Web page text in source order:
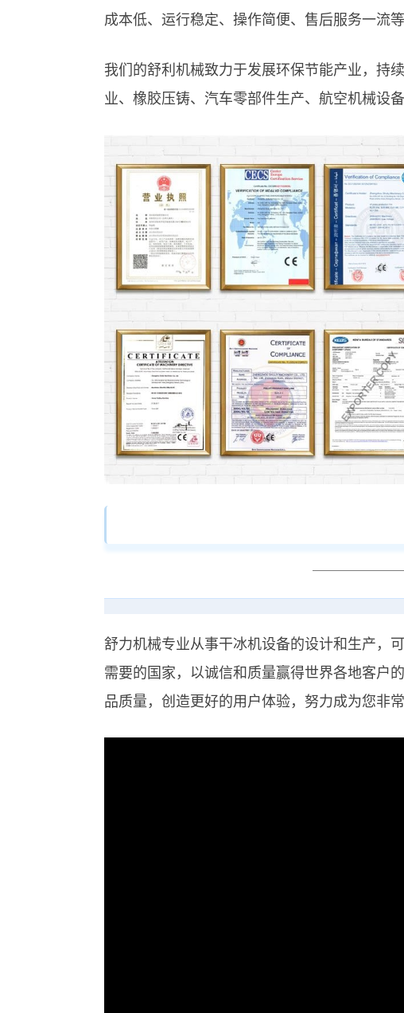
成本低、运行稳定、操作简便、售后服务一流
我们的舒利机械致力于发展环保节能产业，持
业、橡胶压铸、汽车零部件生产、航空机械设
舒力机械专业从事干冰机设备的设计和生产，
需要的国家，以诚信和质量赢得世界各地客户
品质量，创造更好的用户体验，努力成为您非